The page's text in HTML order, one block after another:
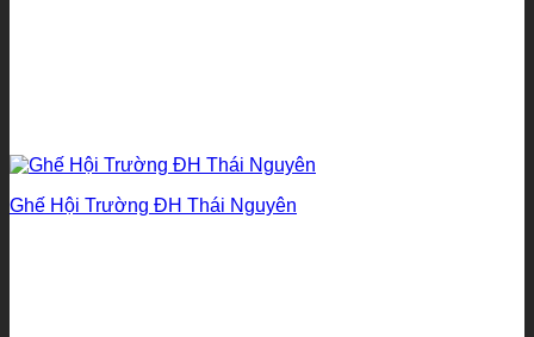
Ghế Hội Trường ĐH Thái Nguyên